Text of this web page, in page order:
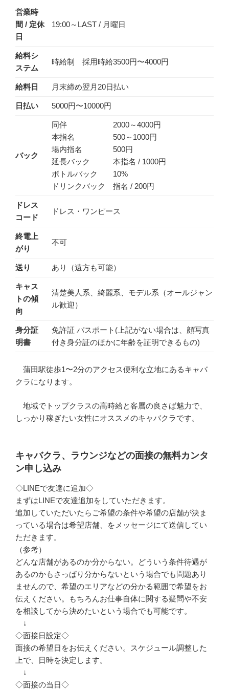
営業時
間 / 定休
日
19:00～LAST / 月曜日
給料シ
ステム
時給制 採用時給3500円〜4000円
給料日 月末締め翌月20日払い
日払い 5000円〜10000円
バック
同伴 2000～4000円
本指名 500～1000円
場内指名 500円
延長バック 本指名 / 1000円
ボトルバック 10%
ドリンクバック 指名 / 200円
ドレス
コード
ドレス・ワンピース
終電上
がり
不可
送り あり（遠方も可能）
キャス
トの傾
向
清楚美人系、綺麗系、モデル系（オールジャン
ル歓迎）
身分証
明書
免許証 パスポート(上記がない場合は、顔写真
付き身分証のほかに年齢を証明できるもの)
蒲田駅徒歩1〜2分のアクセス便利な立地にあるキャバ
クラになります。
地域でトップクラスの高時給と客層の良さば魅力で、
しっかり稼ぎたい女性にオススメのキャバクラです。
キャバクラ、ラウンジなどの面接の無料カンタ
ン申し込み
◇LINEで友達に追加◇
まずはLINEで友達追加をしていただきます。
追加していただいたらご希望の条件や希望の店舗が決ま
っている場合は希望店舗、をメッセージにて送信してい
ただきます。
（参考）
どんな店舗があるのか分からない。どういう条件待遇が
あるのかもさっぱり分からないという場合でも問題あり
ませんので、希望のエリアなどの分かる範囲で希望をお
伝えください。もちろんお仕事自体に関する疑問や不安
を相談してから決めたいという場合でも可能です。
↓
◇面接日設定◇
面接の希望日をお伝えください。スケジュール調整した
上で、日時を決定します。
↓
◇面接の当日◇